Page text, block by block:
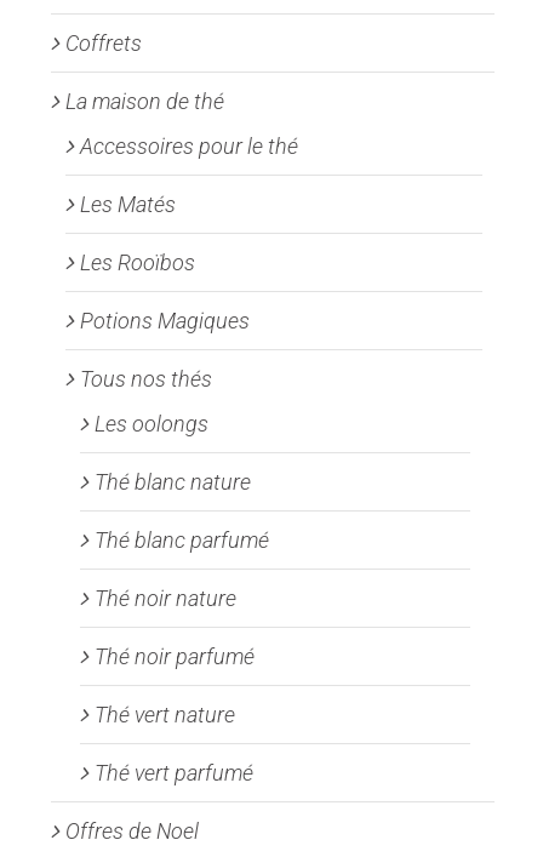
page
produit
Coffrets
La maison de thé
Accessoires pour le thé
Les Matés
Les Rooïbos
Potions Magiques
Tous nos thés
Les oolongs
Thé blanc nature
Thé blanc parfumé
Thé noir nature
Thé noir parfumé
Thé vert nature
Thé vert parfumé
Offres de Noel